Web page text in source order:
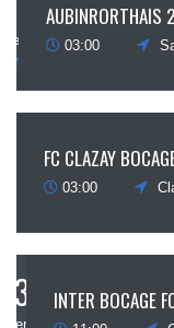
AUBINRORTHAIS 2
03:00
FC CLAZAY
03:00
3 INTER BOCAGE